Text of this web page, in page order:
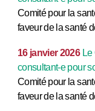
Comité pour la
faveur de la santé
16 janvier 2026
consultant-e pour
Comité pour la
faveur de la santé